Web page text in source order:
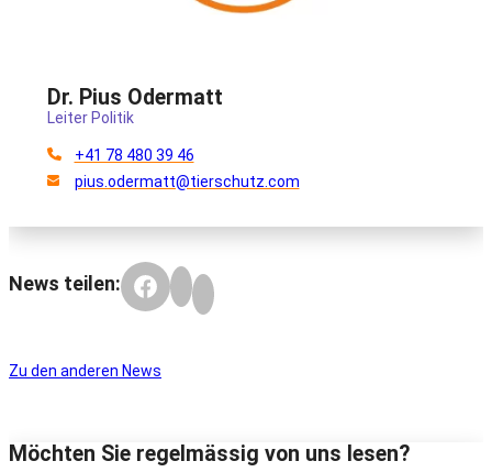
Dr. Pius Odermatt
Leiter Politik
+41 78 480 39 46
pius.odermatt@tierschutz.com
News teilen:
Zu den anderen News
Möchten Sie regelmässig von uns lesen?